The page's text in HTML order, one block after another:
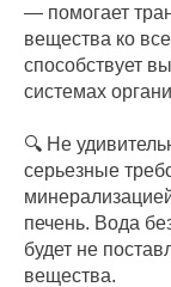
— помогает
вещества ко
способствует
системах
🔍 Не
серьезные
печень. Вода
будет не
вещества.